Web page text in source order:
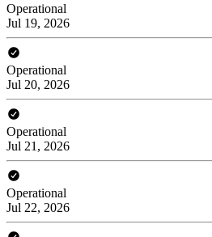
Operational
Jul 19, 2026
Operational
Jul 20, 2026
Operational
Jul 21, 2026
Operational
Jul 22, 2026